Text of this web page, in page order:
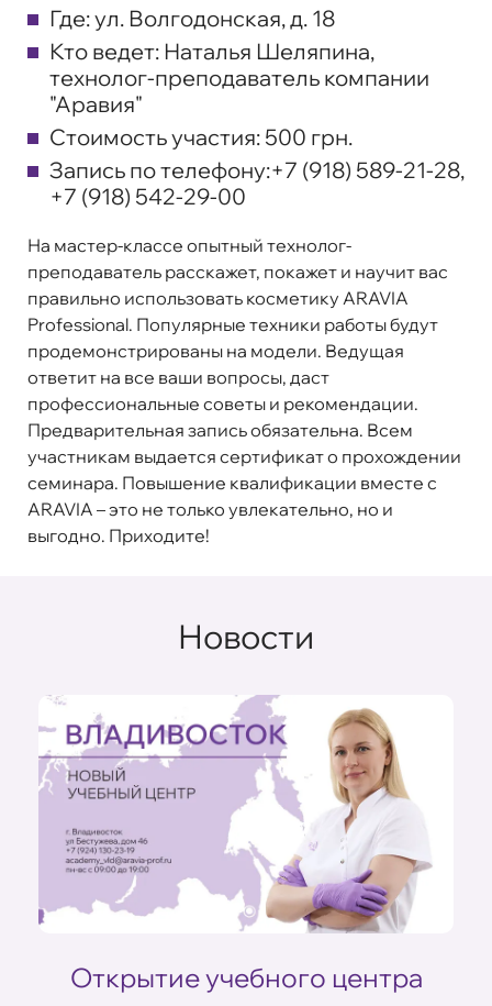
Где:ул. Волгодонская, д. 18
Кто ведет: Наталья Шеляпина,
технолог-преподаватель компании
"Аравия"
Стоимость участия: 500 грн.
Запись по телефону:+7 (918) 589-21-28,
+7 (918) 542-29-00
На мастер-классе опытный технолог-
преподаватель расскажет, покажет и научит вас
правильно использовать косметику ARAVIA
Professional. Популярные техники работы будут
продемонстрированы на модели. Ведущая
ответит на все ваши вопросы, даст
профессиональные советы и рекомендации.
Предварительная запись обязательна. Всем
участникам выдается сертификат о прохождении
семинара. Повышение квалификации вместе с
ARAVIA – это не только увлекательно, но и
выгодно. Приходите!
Новости
Открытие учебного центра